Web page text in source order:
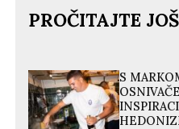
PROČITAJTE
S